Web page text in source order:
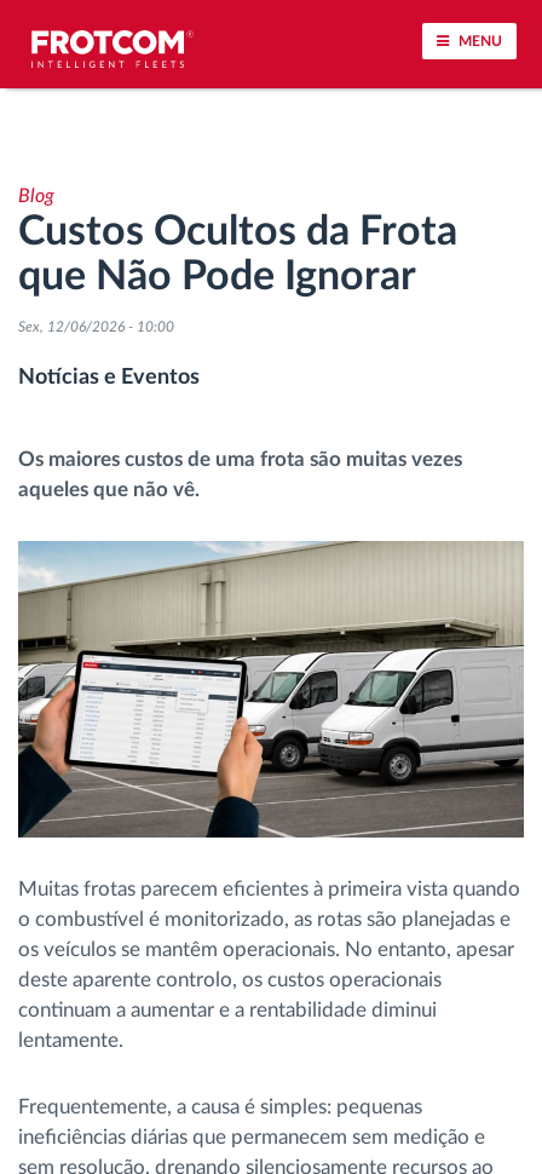
MENU
Análise do estilo de condução
Monitorização dos tempos de condução
Gestão de tarefas
Controlo de acesso
Gestão de Combustível
Planeamento e monitorização de rotas
Identificação automática de condutores
Ver todas as funcionalidades
Como resolvemos cada necessidade da
atividade da frota
Calculadora de Benefícios
Blog
Custos Ocultos da Frota
que Não Pode Ignorar
Sex, 12/06/2026 - 10:00
Notícias e Eventos
Os maiores custos de uma frota são muitas vezes
aqueles que não vê.
Muitas frotas parecem eficientes à primeira vista quando
o combustível é monitorizado, as rotas são planejadas e
os veículos se mantêm operacionais. No entanto, apesar
deste aparente controlo, os custos operacionais
continuam a aumentar e a rentabilidade diminui
lentamente.
Frequentemente, a causa é simples: pequenas
ineficiências diárias que permanecem sem medição e
sem resolução, drenando silenciosamente recursos ao